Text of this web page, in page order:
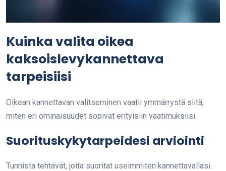
Kuinka valita oikea
kaksoislevykannettava
tarpeisiisi
Oikean kannettavan valitseminen vaatii ymmärrystä siitä,
miten eri ominaisuudet sopivat erityisiin vaatimuksiisi.
Suorituskykytarpeidesi arviointi
Tunnista tehtävät, joita suoritat useimmiten kannettavallasi.